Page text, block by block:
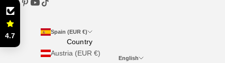
Spain (EUR €)
Country
Austria (EUR €)
English
4.7